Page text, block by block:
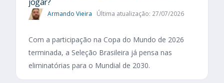
Armando Vieira Última atualização: 27/07/2026
Com a participação na Copa do Mundo de 2026
terminada, a Seleção Brasileira já pensa nas
eliminatórias para o Mundial de 2030.